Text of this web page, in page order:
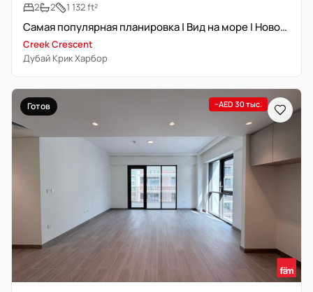
2
2 1 132 ft²
Самая популярная планировка | Вид на море | Новостройка
Creek Crescent
Дубай Крик Харбор
Готов −AED 30 тыс.